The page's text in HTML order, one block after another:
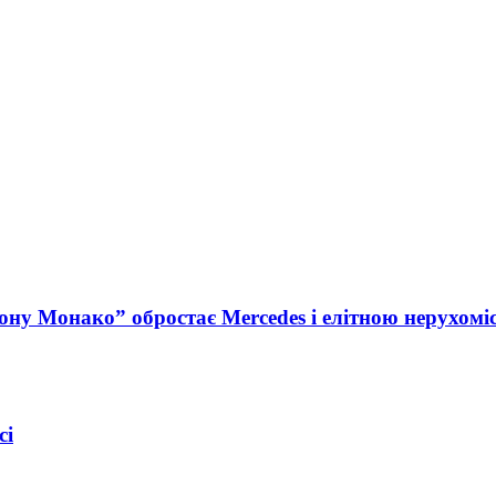
Монако” обростає Mercedes і елітною